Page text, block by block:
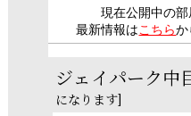
現在公開中の部
最新情報はこちらか
ジェイパーク中
になります]